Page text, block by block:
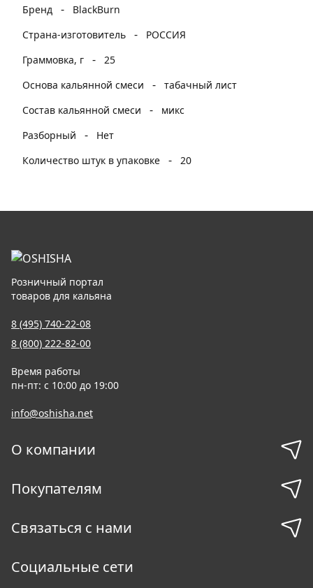
Бренд
-
BlackBurn
Страна-изготовитель
-
РОССИЯ
Граммовка, г
- 25
Основа кальянной смеси
- табачный лист
Состав кальянной смеси
-
микс
Разборный
-
Нет
Количество штук в упаковке
- 20
Розничный портал
товаров для кальяна
8 (495) 740-22-08
8 (800) 222-82-00
Время работы
пн-пт: с 10:00 до 19:00
info@oshisha.net
О компании
Покупателям
Связаться с нами
Социальные сети